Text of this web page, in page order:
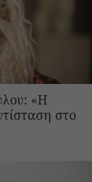
«Η
στο